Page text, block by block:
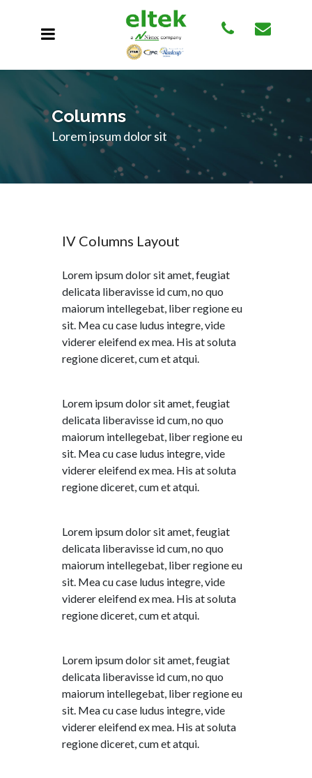
Columns
Lorem ipsum dolor sit
IV Columns Layout
Lorem ipsum dolor sit amet, feugiat
delicata liberavisse id cum, no quo
maiorum intellegebat, liber regione eu
sit. Mea cu case ludus integre, vide
viderer eleifend ex mea. His at soluta
regione diceret, cum et atqui.
Lorem ipsum dolor sit amet, feugiat
delicata liberavisse id cum, no quo
maiorum intellegebat, liber regione eu
sit. Mea cu case ludus integre, vide
viderer eleifend ex mea. His at soluta
regione diceret, cum et atqui.
Lorem ipsum dolor sit amet, feugiat
delicata liberavisse id cum, no quo
maiorum intellegebat, liber regione eu
sit. Mea cu case ludus integre, vide
viderer eleifend ex mea. His at soluta
regione diceret, cum et atqui.
Lorem ipsum dolor sit amet, feugiat
delicata liberavisse id cum, no quo
maiorum intellegebat, liber regione eu
sit. Mea cu case ludus integre, vide
viderer eleifend ex mea. His at soluta
regione diceret, cum et atqui.